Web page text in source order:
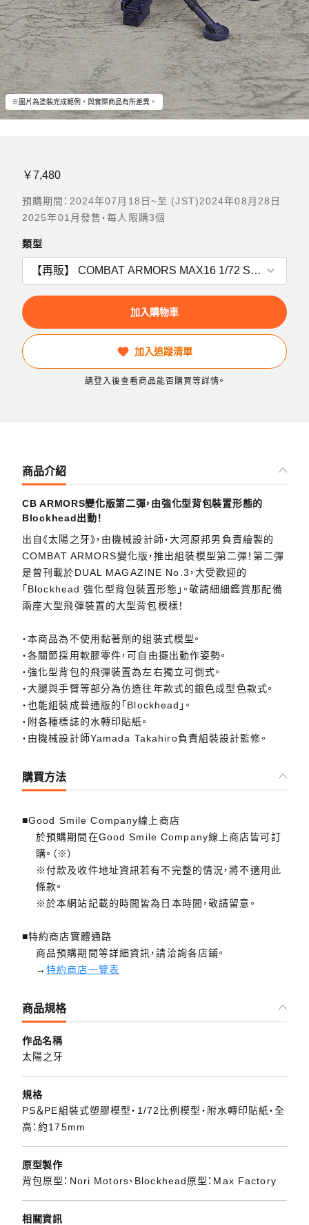
※圖片為塗裝完成範例，與實際商品有所差異。
￥7,480
預購期間：2024年07月18日~至 (JST)2024年08月28日
2025年01月發售・每人限購3個
類型
加入購物車
加入追蹤清單
請登入後查看商品能否購買等詳情。
商品介紹
CB ARMORS變化版第二彈，由強化型背包裝置形態的
Blockhead出動！
出自《太陽之牙》，由機械設計師‧大河原邦男負責繪製的
COMBAT ARMORS變化版，推出組裝模型第二彈！第二彈
是曾刊載於DUAL MAGAZINE No.3，大受歡迎的
「Blockhead 強化型背包裝置形態」。敬請細細鑑賞那配備
兩座大型飛彈裝置的大型背包模樣！
・本商品為不使用黏著劑的組裝式模型。
・各關節採用軟膠零件，可自由擺出動作姿勢。
・強化型背包的飛彈裝置為左右獨立可倒式。
・大腿與手臂等部分為仿造往年款式的銀色成型色款式。
・也能組裝成普通版的「Blockhead」。
・附各種標誌的水轉印貼紙。
・由機械設計師Yamada Takahiro負責組裝設計監修。
購買方法
■Good Smile Company線上商店
於預購期間在Good Smile Company線上商店皆可訂
購。（※）
※付款及收件地址資訊若有不完整的情況，將不適用此
條款。
※於本網站記載的時間皆為日本時間，敬請留意。
■特約商店實體通路
商品預購期間等詳細資訊，請洽詢各店鋪。
→特約商店一覽表
商品規格
作品名稱
太陽之牙
規格
PS＆PE組裝式塑膠模型・1/72比例模型・附水轉印貼紙・全
高：約175mm
原型製作
背包原型：Nori Motors、Blockhead原型：Max Factory
相關資訊